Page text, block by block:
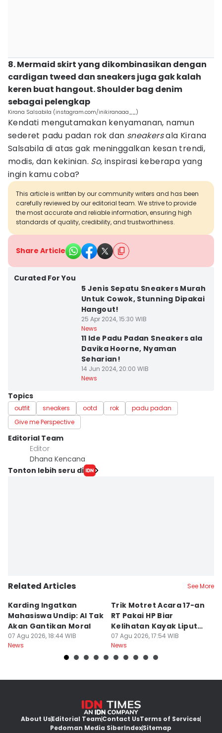
8. Mermaid skirt yang dikombinasikan dengan
cardigan tweed dan sneakers juga gak kalah
keren buat hangout. Shoulder bag denim
sebagai pelengkap
Kirana Salsabila (instagram.com/inikiranaaa__)
Kendati mengutamakan kenyamanan, namun
sederet padu padan rok dan sneakersala Kirana
Salsabila di atas gak meninggalkan kesan trendi,
modis, dan kekinian. So, inspirasi keberapa yang
ingin kamu coba?
This article is written by our community writers and has been
carefully reviewed by our editorial team. We strive to provide
the most accurate and reliable information, ensuring high
standards of quality, credibility, and trustworthiness.
Share Article
Curated For You
5 Jenis Sepatu Sneakers Murah
Untuk Cowok, Stunning Dipakai
Hangout!
25 Apr 2024, 15:30 WIB
News
11 Ide Padu Padan Sneakers ala
Davika Hoorne, Nyaman
Seharian!
14 Jun 2024, 20:00 WIB
News
Topics
outfit sneakers ootd rok
padu padan
Give me Perspective
Editorial Team
Editor
Dhana Kencana
Tonton lebih seru di
Related Articles See More
Karding Ingatkan
Mahasiswa Undip: AI Tak
Akan Gantikan Moral
07 Agu 2026, 18:44 WIB
News
Trik Motret Acara 17-an
RT Pakai HP Biar
Kelihatan Kayak Liputan
Festival Nasional
07 Agu 2026, 17:54 WIB
News
About UsEditorial TeamContact UsTerms of Services
Pedoman Media SiberIndexSitemap